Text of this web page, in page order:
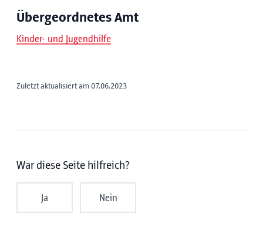
Übergeordnetes Amt
Kinder- und Jugendhilfe
Zuletzt aktualisiert am 07.06.2023
War diese Seite hilfreich?
Ja Nein